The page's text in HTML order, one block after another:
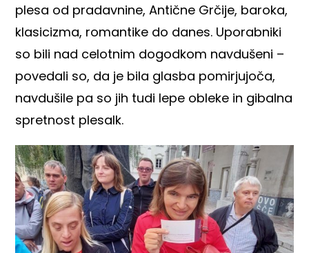
plesa od pradavnine, Antične Grčije, baroka,
klasicizma, romantike do danes. Uporabniki
so bili nad celotnim dogodkom navdušeni –
povedali so, da je bila glasba pomirjujoča,
navdušile pa so jih tudi lepe obleke in gibalna
spretnost plesalk.